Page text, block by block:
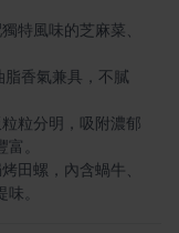
特風味的芝麻菜、
脂香氣兼具，不膩
粒分明，吸附濃郁
田螺，內含蝸牛、
。